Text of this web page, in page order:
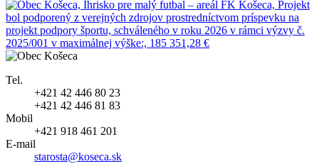
Tel.
+421 42 446 80 23
+421 42 446 81 83
Mobil
+421 918 461 201
E-mail
starosta@koseca.sk